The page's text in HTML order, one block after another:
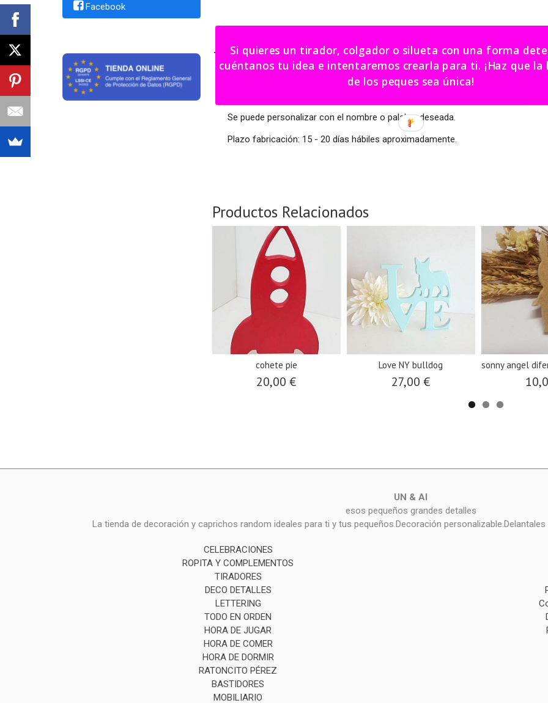
Facebook
Diferentes tamaños y colores a elegir.
Se puede personalizar con el nombre o palabra deseada.
Plazo fabricación: 15 - 20 días hábiles aproximadamente.
Productos Relacionados
cohete pie
20,00 €
Love NY bulldog
27,00 €
sonny angel
UN & AI
esos pequeños grandes detalles
La tienda de decoración y caprichos random ideales para ti y tus pequeños.Decoración
CELEBRACIONES
ROPITA Y COMPLEMENTOS
TIRADORES
DECO DETALLES
LETTERING
TODO EN ORDEN
HORA DE JUGAR
HORA DE COMER
HORA DE DORMIR
RATONCITO PÉREZ
BASTIDORES
MOBILIARIO
Si quieres un tirador, colgador o silueta con una forma
cuéntanos tu idea e intentaremos crearla para ti. ¡Haz que la habitación
de los peques sea única!